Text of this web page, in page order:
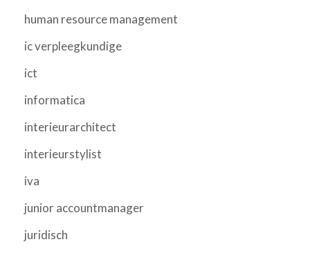
human resource management
ic verpleegkundige
ict
informatica
interieurarchitect
interieurstylist
iva
junior accountmanager
juridisch